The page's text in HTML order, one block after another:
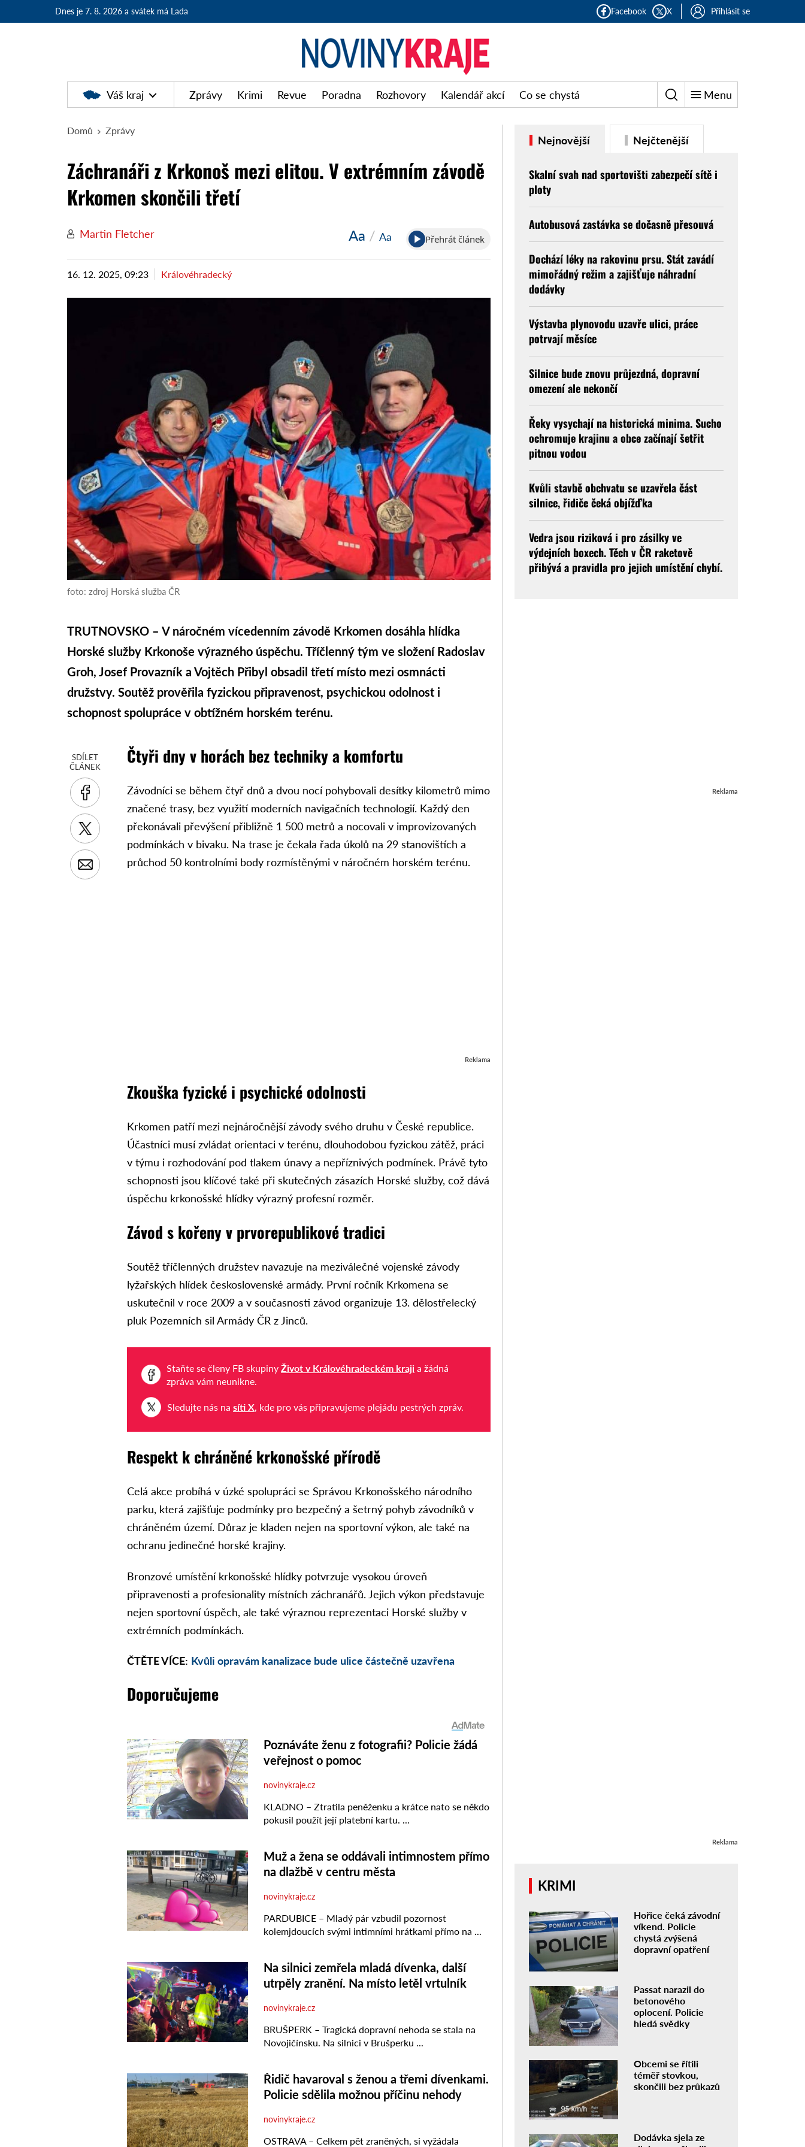
Dnes je 7. 8. 2026 a svátek má Lada Facebook X Přihlásit se
Noviny
kraje
Váš kraj Zprávy Krimi Revue Poradna Rozhovory Kalendář akcí Co se chystá Menu
Domů Zprávy
Záchranáři z Krkonoš mezi elitou. V extrémním závodě
Krkomen skončili třetí
Martin Fletcher Aa / Aa Přehrát článek
16. 12. 2025, 09:23 Královéhradecký
foto: zdroj Horská služba ČR
TRUTNOVSKO – V náročném vícedenním závodě Krkomen dosáhla hlídka
Horské služby Krkonoše výrazného úspěchu. Tříčlenný tým ve složení Radoslav
Groh, Josef Provazník a Vojtěch Přibyl obsadil třetí místo mezi osmnácti
družstvy. Soutěž prověřila fyzickou připravenost, psychickou odolnost i
schopnost spolupráce v obtížném horském terénu.
SDÍLET
ČLÁNEK
Čtyři dny v horách bez techniky a komfortu
Závodníci se během čtyř dnů a dvou nocí pohybovali desítky kilometrů mimo
značené trasy, bez využití moderních navigačních technologií. Každý den
překonávali převýšení přibližně 1 500 metrů a nocovali v improvizovaných
podmínkách v bivaku. Na trase je čekala řada úkolů na 29 stanovištích a
průchod 50 kontrolními body rozmístěnými v náročném horském terénu.
Reklama
Zkouška fyzické i psychické odolnosti
Krkomen patří mezi nejnáročnější závody svého druhu v České republice.
Účastníci musí zvládat orientaci v terénu, dlouhodobou fyzickou zátěž, práci
v týmu i rozhodování pod tlakem únavy a nepříznivých podmínek. Právě tyto
schopnosti jsou klíčové také při skutečných zásazích Horské služby, což dává
úspěchu krkonošské hlídky výrazný profesní rozměr.
Závod s kořeny v prvorepublikové tradici
Soutěž tříčlenných družstev navazuje na meziválečné vojenské závody
lyžařských hlídek československé armády. První ročník Krkomena se
uskutečnil v roce 2009 a v současnosti závod organizuje 13. dělostřelecký
pluk Pozemních sil Armády ČR z Jinců.
Staňte se členy FB skupinyŽivot v Královéhradeckém kraji a žádná
zpráva vám neunikne.
Sledujte nás nasíti X , kde pro vás připravujeme plejádu pestrých zpráv.
Respekt k chráněné krkonošské přírodě
Celá akce probíhá v úzké spolupráci se Správou Krkonošského národního
parku, která zajišťuje podmínky pro bezpečný a šetrný pohyb závodníků v
chráněném území. Důraz je kladen nejen na sportovní výkon, ale také na
ochranu jedinečné horské krajiny.
Bronzové umístění krkonošské hlídky potvrzuje vysokou úroveň
připravenosti a profesionality místních záchranářů. Jejich výkon představuje
nejen sportovní úspěch, ale také výraznou reprezentaci Horské služby v
extrémních podmínkách.
ČTĚTE VÍCE: Kvůli opravám kanalizace bude ulice částečně uzavřena
Doporučujeme
Nejnovější Nejčtenější
Skalní svah nad sportovišti zabezpečí sítě i
ploty
Autobusová zastávka se dočasně přesouvá
Dochází léky na rakovinu prsu. Stát zavádí
mimořádný režim a zajišťuje náhradní
dodávky
Výstavba plynovodu uzavře ulici, práce
potrvají měsíce
Silnice bude znovu průjezdná, dopravní
omezení ale nekončí
Řeky vysychají na historická minima. Sucho
ochromuje krajinu a obce začínají šetřit
pitnou vodou
Kvůli stavbě obchvatu se uzavřela část
silnice, řidiče čeká objížďka
Vedra jsou riziková i pro zásilky ve
výdejních boxech. Těch v ČR raketově
přibývá a pravidla pro jejich umístění chybí.
Reklama
Reklama
KRIMI
Hořice čeká závodní
víkend. Policie
chystá zvýšená
dopravní opatření
Passat narazil do
betonového
oplocení. Policie
hledá svědky
Obcemi se řítili
téměř stovkou,
skončili bez průkazů
Dodávka sjela ze